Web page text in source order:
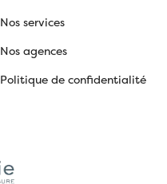
Nos services
Nos agences
Politique de confidentialité